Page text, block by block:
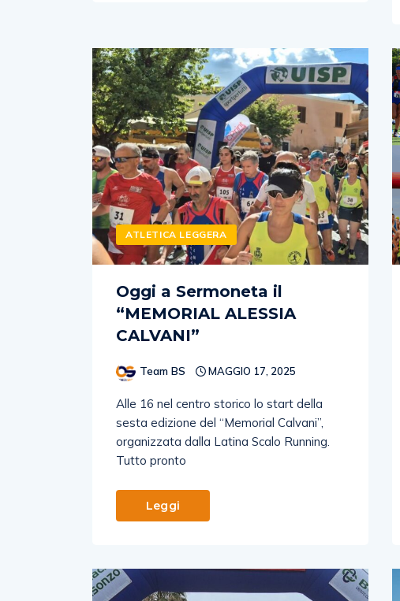
ATLETICA LEGGERA
Oggi a Sermoneta il
“MEMORIAL ALESSIA
CALVANI”
Team BS MAGGIO 17, 2025
Alle 16 nel centro storico lo start della
sesta edizione del “Memorial Calvani”,
organizzata dalla Latina Scalo Running.
Tutto pronto
Leggi